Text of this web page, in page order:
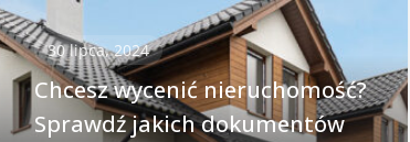
30 lipca, 2024
Chcesz wycenić nieruchomość?
Sprawdź jakich dokumentów